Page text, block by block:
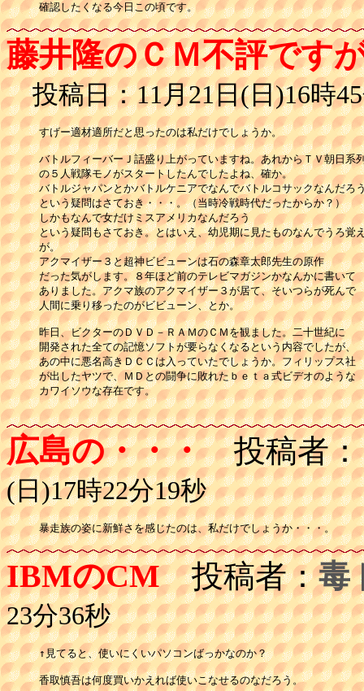
確認したくなる今日この頃です。
藤井隆のＣＭ不評です
投稿日：11月21日(日)16時
すげー適材適所だと思ったのは私だけでしょうか。
バトルフィーバーＪ話盛り上がっていますね。あれからＴＶ朝日系
の５人戦隊モノがスタートしたんでしたよね、確か。
バトルジャパンとかバトルケニアでなんでバトルコサックなんだろ
という疑問はさておき・・・。（当時冷戦時代だったからか？）
しかもなんで女だけミスアメリカなんだろう
という疑問もさておき。とはいえ、幼児期に見たものなんでうろ覚
が。
アクマイザー３と超神ビビューンは石の森章太郎先生の原作
だった気がします。８年ほど前のテレビマガジンかなんかに書いて
ありました。アクマ族のアクマイザー３が居て、そいつらが死んで
人間に乗り移ったのがビビューン、とか。
昨日、ビクターのＤＶＤ－ＲＡＭのＣＭを観ました。二十世紀に
開発された全ての記憶ソフトが要らなくなるという内容でしたが、
あの中に悪名高きＤＣＣは入っていたでしょうか。フィリップス社
が出したヤツで、ＭＤとの闘争に敗れたｂｅｔａ式ビデオのような
カワイソウな存在です。
広島の・・・投稿者：
(日)17時22分19秒
暴走族の姿に新鮮さを感じたのは、私だけでしょうか・・・。
IBMのCM投稿者：毒
23分36秒
↑見てると、使いにくいパソコンばっかなのか？
香取慎吾は何度買いかえれば使いこなせるのなだろう。